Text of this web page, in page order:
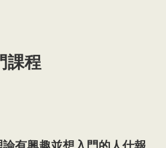
課程
有興趣並想入門的人仕報